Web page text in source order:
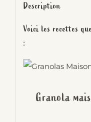
Description
Voici les recettes
:
Granola